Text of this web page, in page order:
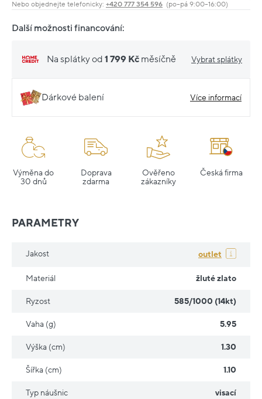
Nebo objednejte telefonicky: +420 777 354 596 (po–pá 9:00–16:00)
Další možnosti financování:
Na splátky od 1 799 Kč měsíčně Vybrat splátky
Dárkové balení Více informací
Výměna do
30 dnů
Doprava
zdarma
Ověřeno
zákazníky
Česká firma
PARAMETRY
Jakost outlet
Materiál žluté zlato
Ryzost 585/1000 (14kt)
Vaha (g) 5.95
Výška (cm) 1.30
Šířka (cm) 1.10
Typ náušnic visací